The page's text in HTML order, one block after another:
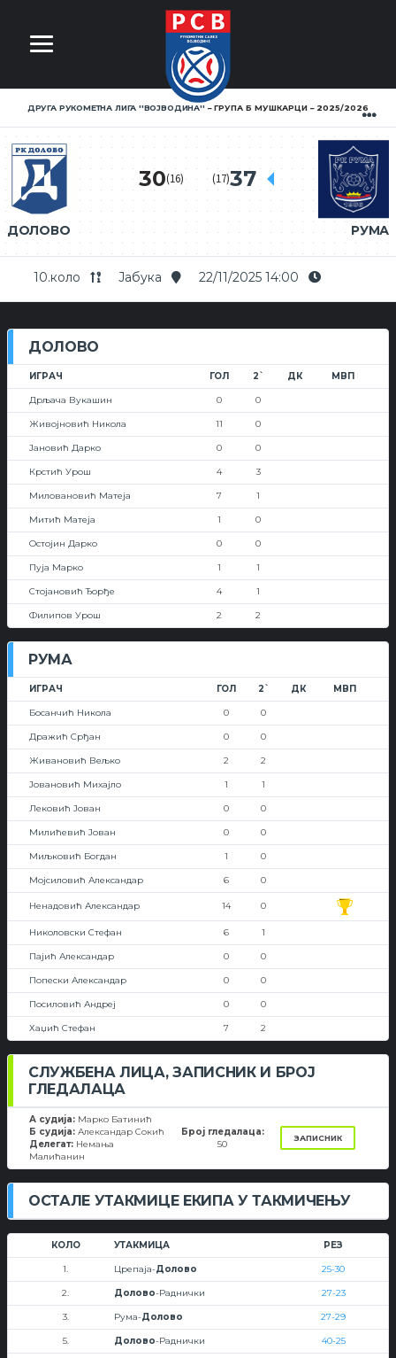
ДРУГА РУКОМЕТНА ЛИГА ''ВОЈВОДИНА'' ГРУПА Б МУШКАРЦИ 2025/2026
ДОЛОВО
30(16)
РУМА
(17)37
10.коло Јабука 22/11/2025 14:00
ДОЛОВО
ИГРАЧ ГОЛ 2` ДК МВП
Дрљача Вукашин 0 0
Живојновић Никола 11 0
Јановић Дарко 0 0
Крстић Урош 4 3
Миловановић Матеја 7 1
Митић Матеја 1 0
Остојин Дарко 0 0
Пуја Марко 1 1
Стојановић Ђорђе 4 1
Филипов Урош 2 2
РУМА
ИГРАЧ ГОЛ 2` ДК МВП
Босанчић Никола 0 0
Дражић Срђан 0 0
Живановић Вељко 2 2
Јовановић Михајло 1 1
Лековић Јован 0 0
Милићевић Јован 0 0
Миљковић Богдан 1 0
Мојсиловић Александар 6 0
Ненадовић Александар 14 0
Николовски Стефан 6 1
Пајић Александар 0 0
Попески Александар 0 0
Посиловић Андреј 0 0
Хаџић Стефан 7 2
СЛУЖБЕНА ЛИЦА, ЗАПИСНИК И БРОЈ
ГЛЕДАЛАЦА
А судија: Марко Батинић
Б судија: Александар Сокић
Делегат: Немања
Малићанин
Број гледалаца:
50
ЗАПИСНИК
ОСТАЛЕ УТАКМИЦЕ ЕКИПА У ТАКМИЧЕЊУ
КОЛО УТАКМИЦА РЕЗ
1. Црепаја-Долово 25-30
2. Долово-Раднички 27-23
3. Рума-Долово 27-29
5. Долово-Раднички 40-25